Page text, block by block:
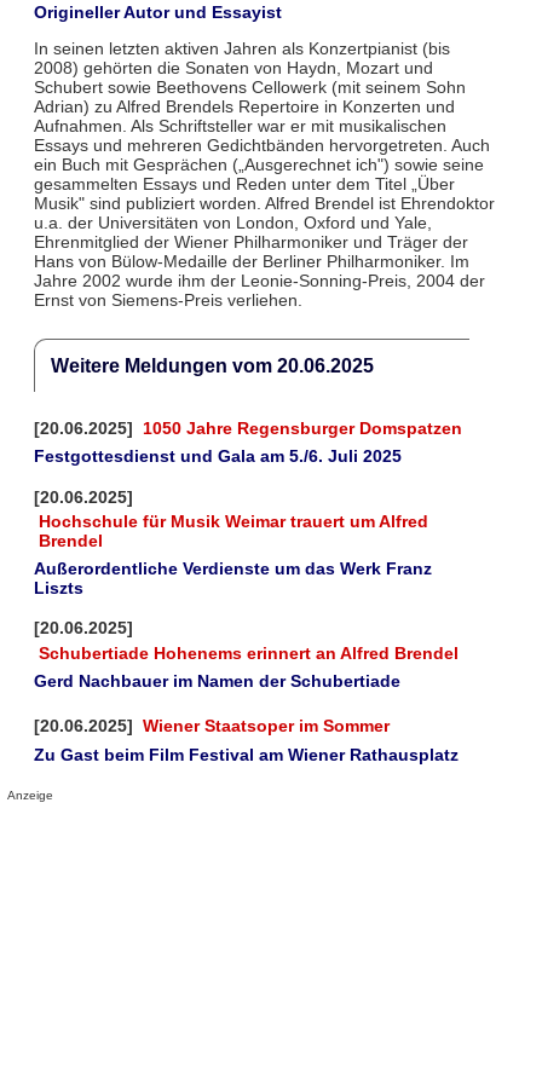
Origineller Autor und Essayist
In seinen letzten aktiven Jahren als Konzertpianist (bis
2008) gehörten die Sonaten von Haydn, Mozart und
Schubert sowie Beethovens Cellowerk (mit seinem Sohn
Adrian) zu Alfred Brendels Repertoire in Konzerten und
Aufnahmen. Als Schriftsteller war er mit musikalischen
Essays und mehreren Gedichtbänden hervorgetreten. Auch
ein Buch mit Gesprächen („Ausgerechnet ich") sowie seine
gesammelten Essays und Reden unter dem Titel „Über
Musik" sind publiziert worden. Alfred Brendel ist Ehrendoktor
u.a. der Universitäten von London, Oxford und Yale,
Ehrenmitglied der Wiener Philharmoniker und Träger der
Hans von Bülow-Medaille der Berliner Philharmoniker. Im
Jahre 2002 wurde ihm der Leonie-Sonning-Preis, 2004 der
Ernst von Siemens-Preis verliehen.
Weitere Meldungen vom 20.06.2025
[20.06.2025]
1050 Jahre Regensburger Domspatzen
Festgottesdienst und Gala am 5./6. Juli 2025
[20.06.2025]
Hochschule für Musik Weimar trauert um Alfred
Brendel
Außerordentliche Verdienste um das Werk Franz
Liszts
[20.06.2025]
Schubertiade Hohenems erinnert an Alfred Brendel
Gerd Nachbauer im Namen der Schubertiade
[20.06.2025] Wiener Staatsoper im Sommer
Zu Gast beim Film Festival am Wiener Rathausplatz
Anzeige